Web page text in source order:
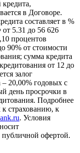
кредита,
в Договоре.
составляет в %
5.31 до 56 626
процентов
90% от стоимости
сумма кредита
от 12 до
залог
– 20,00% годовых с
день просрочки в
Подробнее
к страхованию, к
. Условия
офертой.